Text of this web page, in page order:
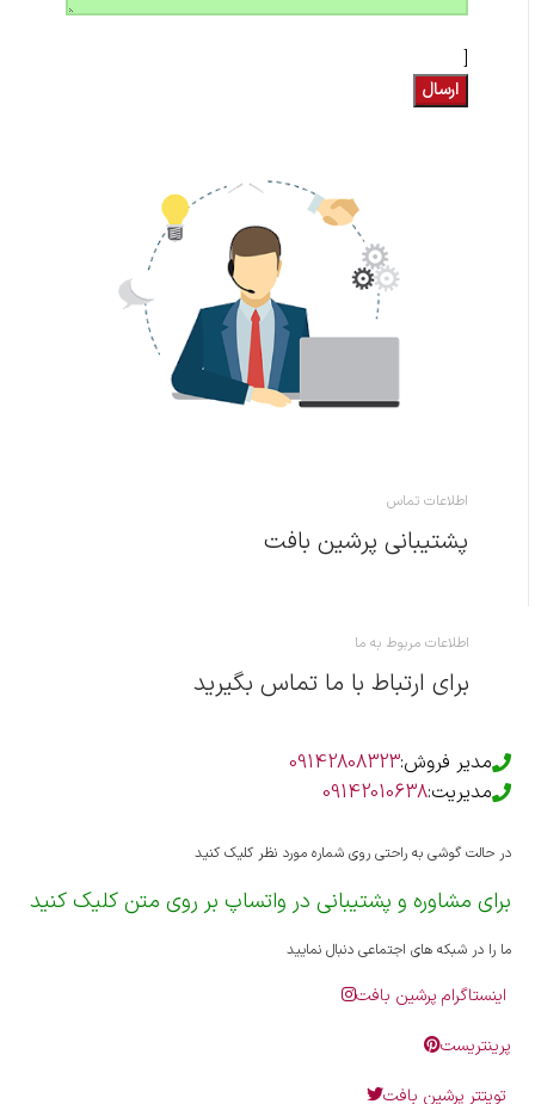
[
اطلاعات تماس
پشتیبانی پرشین بافت
اطلاعات مربوط به ما
برای ارتباط با ما تماس بگیرید
مدیر فروش:09142808323
مدیریت:09142010638
در حالت گوشی به راحتی روی شماره مورد نظر کلیک کنید
برای مشاوره و پشتیبانی در واتساپ بر روی متن کلیک کنید
ما را در شبکه های اجتماعی دنبال نمایید
اینستاگرام پرشین بافت
پرینتریست
تویتتر پرشین بافت